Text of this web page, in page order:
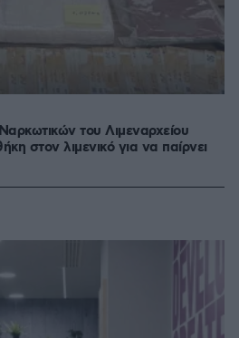
του Λιμεναρχείου
στον λιμενικό για να παίρνει